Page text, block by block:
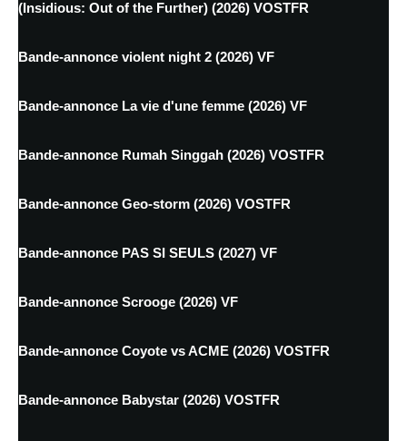
(Insidious: Out of the Further) (2026) VOSTFR
Bande-annonce violent night 2 (2026) VF
Bande-annonce La vie d'une femme (2026) VF
Bande-annonce Rumah Singgah (2026) VOSTFR
Bande-annonce Geo-storm (2026) VOSTFR
Bande-annonce PAS SI SEULS (2027) VF
Bande-annonce Scrooge (2026) VF
Bande-annonce Coyote vs ACME (2026) VOSTFR
Bande-annonce Babystar (2026) VOSTFR